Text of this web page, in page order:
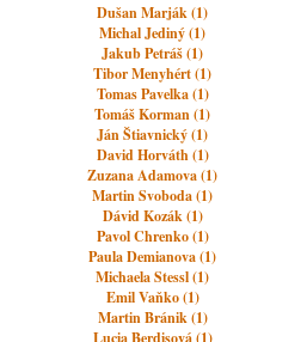
Dušan Marják (1)
Michal Jediný (1)
Jakub Petráš (1)
Tibor Menyhért (1)
Tomas Pavelka (1)
Tomáš Korman (1)
Ján Štiavnický (1)
David Horváth (1)
Zuzana Adamova (1)
Martin Svoboda (1)
Dávid Kozák (1)
Pavol Chrenko (1)
Paula Demianova (1)
Michaela Stessl (1)
Emil Vaňko (1)
Martin Bránik (1)
Lucia Berdisová (1)